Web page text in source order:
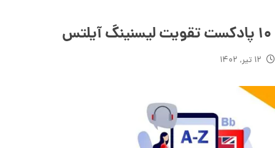
۱۲ تیر, ۱۴۰۲